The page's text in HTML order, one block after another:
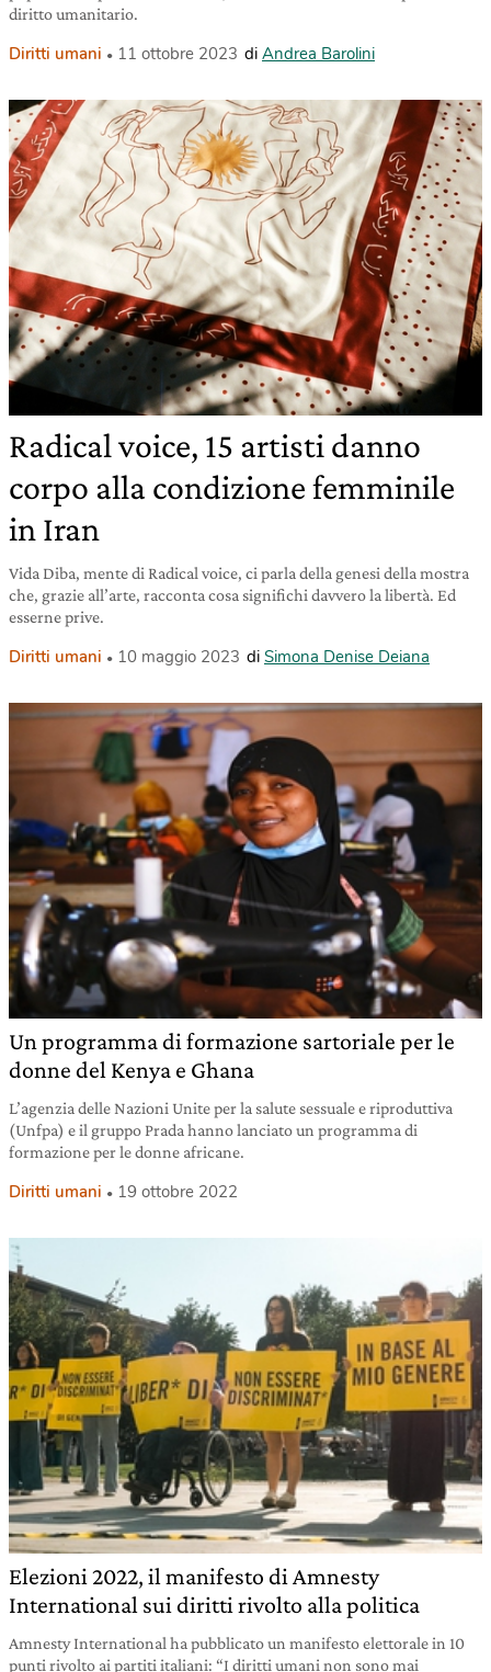
diritto umanitario.
Diritti umani 11 ottobre 2023 di Andrea Barolini
Radical voice, 15 artisti danno
corpo alla condizione femminile
in Iran
Vida Diba, mente di Radical voice, ci parla della genesi della mostra
che, grazie all’arte, racconta cosa significhi davvero la libertà. Ed
esserne prive.
Diritti umani 10 maggio 2023 di Simona Denise Deiana
Un programma di formazione sartoriale per le
donne del Kenya e Ghana
L’agenzia delle Nazioni Unite per la salute sessuale e riproduttiva
(Unfpa) e il gruppo Prada hanno lanciato un programma di
formazione per le donne africane.
Diritti umani 19 ottobre 2022
Elezioni 2022, il manifesto di Amnesty
International sui diritti rivolto alla politica
Amnesty International ha pubblicato un manifesto elettorale in 10
punti rivolto ai partiti italiani: “I diritti umani non sono mai